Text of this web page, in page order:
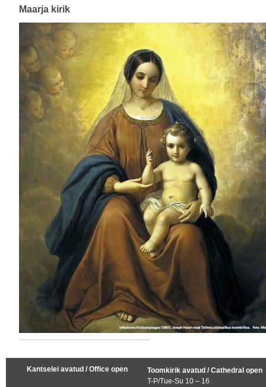
Maarja kirik
Kantselei avatud / Office open
Toomkirik avatud / Cathedral open
T-P/Tue-Su 10 – 16